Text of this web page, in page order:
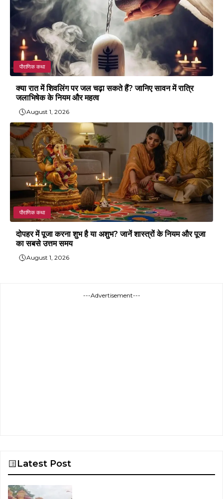
पौराणिक कथा
क्या रात में शिवलिंग पर जल चढ़ा सकते हैं? जानिए सावन में रात्रि
जलाभिषेक के नियम और महत्व
August 1, 2026
पौराणिक कथा
दोपहर में पूजा करना शुभ है या अशुभ? जानें शास्त्रों के नियम और पूजा
का सबसे उत्तम समय
August 1, 2026
---Advertisement---
Latest Post